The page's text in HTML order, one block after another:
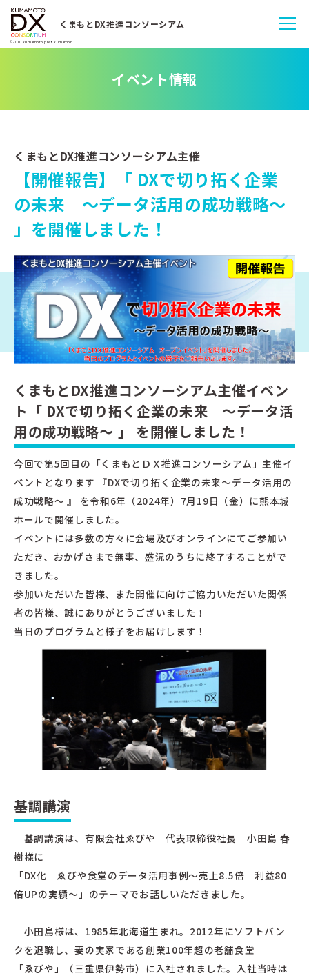
©2010 kumamoto pref. kumamon
くまもとDX推進コンソーシアム
イベント情報
くまもとDX推進コンソーシアム主催
【開催報告】「 DXで切り拓く企業
の未来 ～データ活用の成功戦略～
」を開催しました！
くまもとDX推進コンソーシアム主催イベン
ト「 DXで切り拓く企業の未来 ～データ活
用の成功戦略～ 」 を開催しました！
今回で第5回目の「くまもとＤＸ推進コンソーシアム」主催イ
ベントとなります 『DXで切り拓く企業の未来～データ活用の
成功戦略～ 』 を令和6年（2024年）7月19日（金）に熊本城
ホールで開催しました。
イベントには多数の方々に会場及びオンラインにてご参加い
ただき、おかげさまで無事、盛況のうちに終了することがで
きました。
参加いただいた皆様、また開催に向けご協力いただいた関係
者の皆様、誠にありがとうございました！
当日のプログラムと様子をお届けします！
基調講演
基調講演は、有限会社ゑびや 代表取締役社長 小田島 春
樹様に
「DX化 ゑびや食堂のデータ活用事例～売上8.5倍 利益80
倍UPの実績～」のテーマでお話しいただきました。
小田島様は、1985年北海道生まれ。2012年にソフトバン
クを退職し、妻の実家である創業100年超の老舗食堂
「ゑびや」（三重県伊勢市）に入社されました。入社当時は